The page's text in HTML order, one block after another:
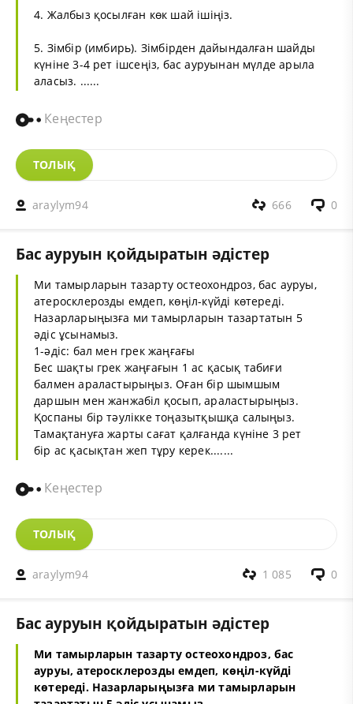
4. Жалбыз қосылған көк шай ішіңіз.
5. Зімбір (имбирь). Зімбірден дайындалған шайды
күніне 3-4 рет ішсеңіз, бас ауруынан мүлде арыла
аласыз. ......
Кеңестер
ТОЛЫҚ
araylym94 0
666
Бас ауруын қойдыратын әдістер
Ми тамырларын тазарту остеохондроз, бас ауруы,
атеросклерозды емдеп, көңіл-күйді көтереді.
Назарларыңызға ми тамырларын тазартатын 5
әдіс ұсынамыз.
1-әдіс: бал мен грек жаңғағы
Бес шақты грек жаңғағын 1 ас қасық табиғи
балмен араластырыңыз. Оған бір шымшым
даршын мен жанжабіл қосып, араластырыңыз.
Қоспаны бір тәулікке тоңазытқышқа салыңыз.
Тамақтануға жарты сағат қалғанда күніне 3 рет
бір ас қасықтан жеп тұру керек.......
Кеңестер
ТОЛЫҚ
araylym94 0
1 085
Бас ауруын қойдыратын әдістер
Ми тамырларын тазарту остеохондроз, бас
ауруы, атеросклерозды емдеп, көңіл-күйді
көтереді. Назарларыңызға ми тамырларын